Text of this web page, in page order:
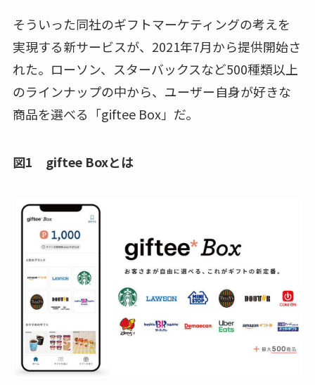
そういった同社のギフトマーケティングの考えを
実現する新サービスが、2021年7月から提供開始さ
れた。ローソン、スターバックスなど500種類以上
のラインナップの中から、ユーザー自身が好きな
商品を選べる「giftee Box」だ。
図1 giftee Boxとは